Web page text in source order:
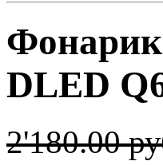
Фонарик
DLED
2'180.00